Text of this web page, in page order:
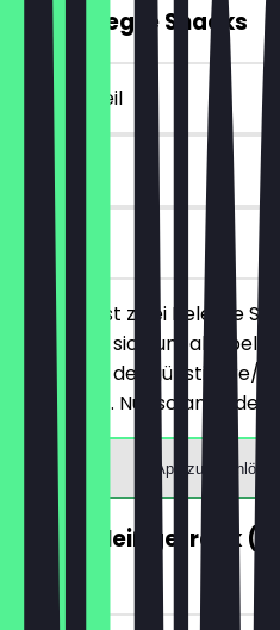
2für1 Belegte Snacks
~4 € Vorteil
30 Tage
vor Ort
Du bestellst zwei Belegte
handelt es sich um alle
Produkte), der günstigere/
berechnet. Nur solange
App zum
GRATIS Heißgetränk